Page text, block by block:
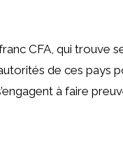
CFA, qui trouve
de ces pays
à faire